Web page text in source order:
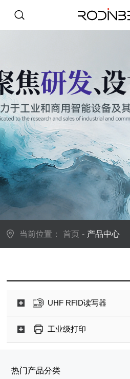
当前位置： 首页 - 产品中心
UHF RFID读写器
工业级打印
热门产品分类